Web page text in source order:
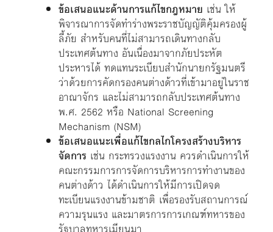
ข้อเสนอแนะด้านการแก้ไขกฎหมาย เช่น ให้
พิจารณาการจัดทำร่างพระราชบัญญัติคุ้มครองผู้
ลี้ภัย สำหรับคนที่ไม่สามารถเดินทางกลับ
ประเทศต้นทาง อันเนื่องมาจากภัยประหัต
ประหารได้ ทดแทนระเบียบสำนักนายกรัฐมนตรี
ว่าด้วยการคัดกรองคนต่างด้าวที่เข้ามาอยู่ในราช
อาณาจักร และไม่สามารถกลับประเทศต้นทาง
พ.ศ. 2562 หรือ National Screening
Mechanism (NSM)
ข้อเสนอแนะเพื่อแก้ไขกลไกโครงสร้างบริหาร
จัดการเช่น กระทรวงแรงงาน ควรดำเนินการให้
คณะกรรมการการจัดการบริหารการทำงานของ
คนต่างด้าว ได้ดำเนินการให้มีการเปิดจด
ทะเบียนแรงงานข้ามชาติ เพื่อรองรับสถานการณ์
ความรุนแรง และมาตรการการเกณฑ์ทหารของ